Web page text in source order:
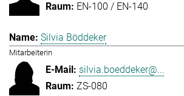
EN-100 / EN-140
Silvia Böddeker
Mitarbeiterin
silvia.boeddeker@...
ZS-080